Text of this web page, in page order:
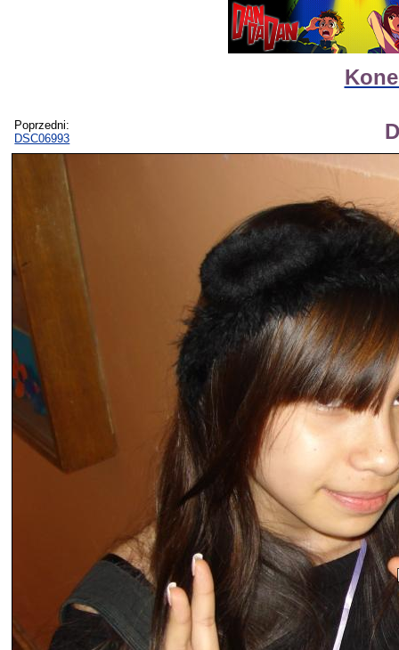
Poprzedni:
DSC06993